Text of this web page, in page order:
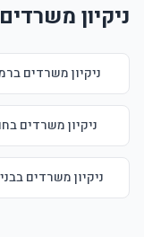
ניקיון
ניקיון משרדים
ניקיון משרדים
ניקיון משרדים